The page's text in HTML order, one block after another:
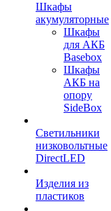
Шкафы
акумуляторные
Шкафы
для АКБ
Basebox
Шкафы
АКБ на
опору
SideBox
Светильники
низковольтные
DirectLED
Изделия из
пластиков